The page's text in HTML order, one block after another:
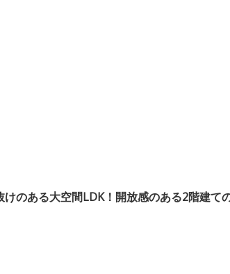
けのある大空間LDK！開放感のある2階建て